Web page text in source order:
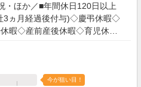
・ほか／■年間休日120日以上
3ヵ月経過後付与)◇慶弔休暇◇
暇◇産前産後休暇◇育児休暇
今が狙い目！